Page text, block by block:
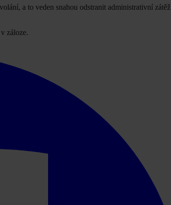
a to veden snahou odstranit administrativní zátěž
záloze.